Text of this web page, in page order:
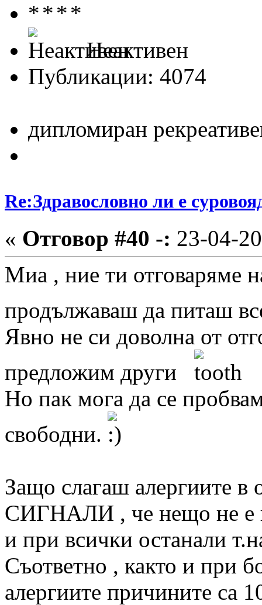
Неактивен
Публикации: 4074
дипломиран
Re:Здравословно ли е
« Отговор #40 -: 23-04-
Миа , ние ти отговаряме
продължаваш да питаш
Явно не си доволна от
предложим други
Но пак мога да се
свободни.
Защо слагаш алергиите в
СИГНАЛИ , че нещо не е
и при всички останали
Съответно , както и при
алергиите причините са